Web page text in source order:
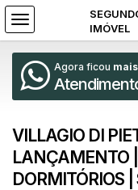
Agora ficou
VILLAGIO DI
LANÇAMENTO
DORMITÓRIOS